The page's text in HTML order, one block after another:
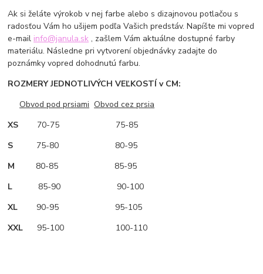
Ak si želáte výrokob v nej farbe alebo s dizajnovou potlačou s
radosťou Vám ho ušijem podľa Vašich predstáv. Napíšte mi vopred
e-mail info@janula.sk , zašlem Vám aktuálne dostupné farby
materiálu. Následne pri vytvorení objednávky zadajte do
poznámky vopred dohodnutú farbu.
ROZMERY JEDNOTLIVÝCH VEĽKOSTÍ v CM:
Obvod pod prsiami Obvod cez prsia
XS 70-75 75-85
S 75-80 80-95
M 80-85 85-95
L 85-90 90-100
XL 90-95 95-105
XXL 95-100 100-110